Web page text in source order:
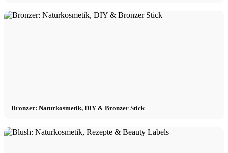
Bronzer: Naturkosmetik, DIY & Bronzer Stick